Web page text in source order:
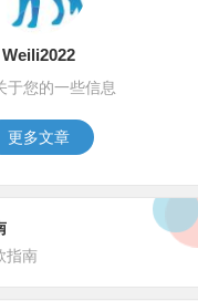
Weili2022
于您的一些信息
更多文章
指南